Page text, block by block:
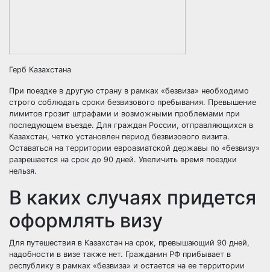
Герб Казахстана
При поездке в другую страну в рамках «безвиза» необходимо
строго соблюдать сроки безвизового пребывания. Превышение
лимитов грозит штрафами и возможными проблемами при
последующем въезде. Для граждан России, отправляющихся в
Казахстан, четко установлен период безвизового визита.
Оставаться на территории евроазиатской державы по «безвизу»
разрешается на срок до 90 дней. Увеличить время поездки
нельзя.
В каких случаях придется
оформлять визу
Для путешествия в Казахстан на срок, превышающий 90 дней,
надобности в визе также нет. Гражданин РФ прибывает в
республику в рамках «безвиза» и остается на ее территории